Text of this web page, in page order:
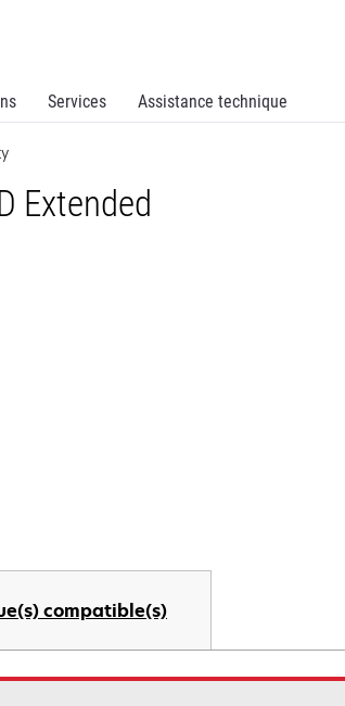
Services Assistance technique
Extended
compatible(s)